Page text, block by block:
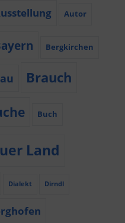
Autor
Bergkirchen
Brauch
Buch
Land
Dialekt Dirndl